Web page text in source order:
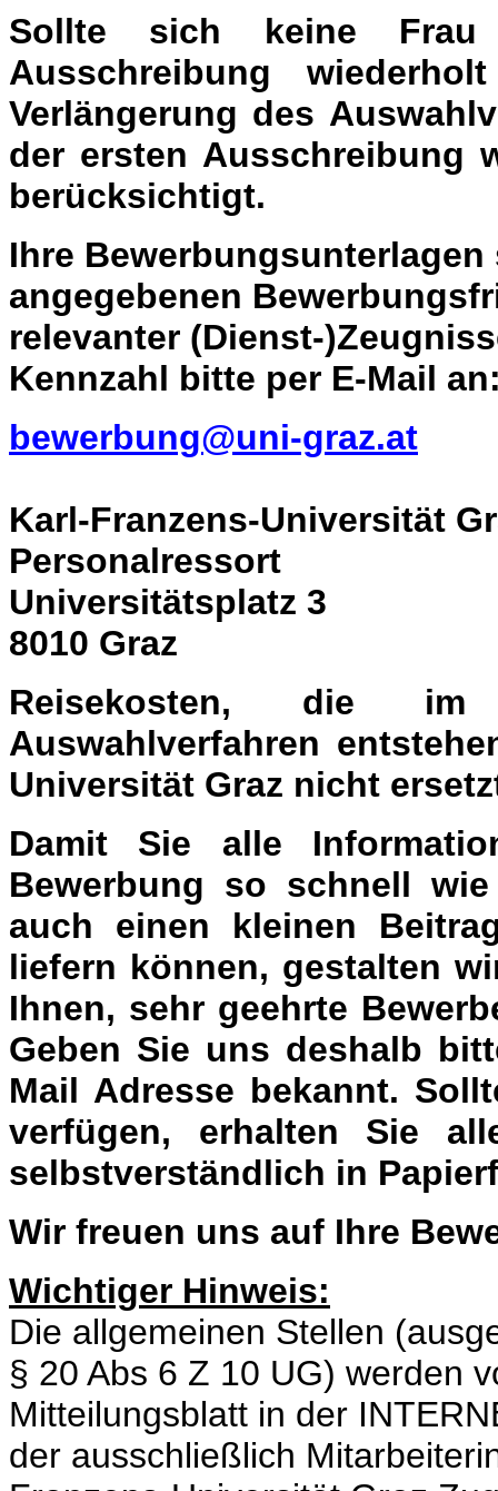
Sollte sich keine
Ausschreibung
Verlängerung des
der ersten Ausschreibung
berücksichtigt.
Ihre
angegebenen
relevanter (Dienst-
Kennzahl bitte per E-Mail
bewerbung@uni-graz.at
Karl-Franzens-Universität
Personalressort
Universitätsplatz 3
8010 Graz
Reisekosten, die im
Auswahlverfahren
Universität Graz nicht
Damit Sie alle
Bewerbung so schnell
auch einen kleinen
liefern können, gestalten
Ihnen, sehr geehrte
Geben Sie uns deshalb
Mail Adresse bekannt.
verfügen, erhalten Sie
selbstverständlich in
Wir freuen uns auf Ihre
Wichtiger Hinweis:
Die allgemeinen Stellen
§ 20 Abs 6 Z 10 UG) werden
Mitteilungsblatt in der
der ausschließlich